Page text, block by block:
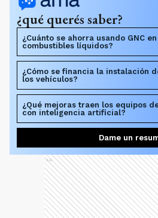
¿qué querés saber?
¿Cuánto se ahorra usando GNC
combustibles líquidos?
¿Cómo se financia la instalación
los vehículos?
¿Qué mejoras traen los equipos
con inteligencia artificial?
Dame un
Ads